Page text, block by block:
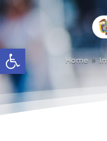
Abrir barra de
Home 9